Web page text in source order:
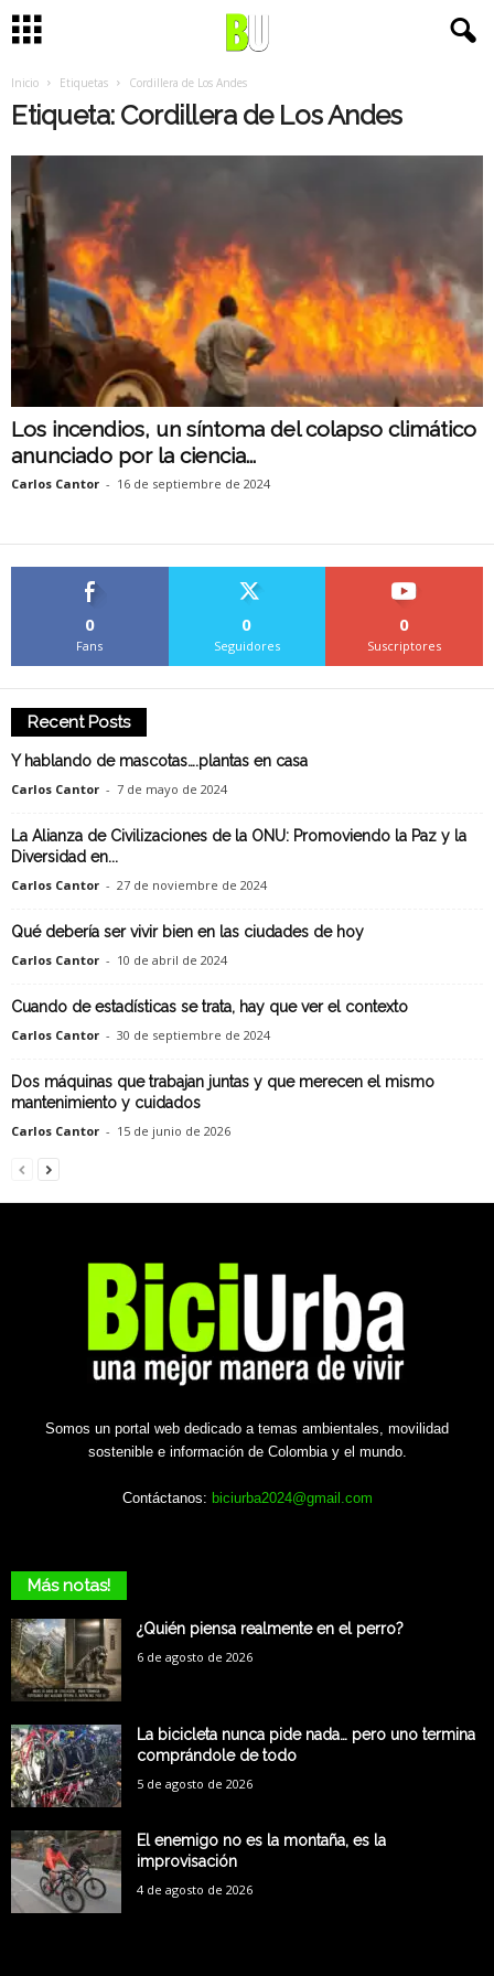
Inicio Etiquetas Cordillera de Los Andes
Etiqueta: Cordillera de Los Andes
Los incendios, un síntoma del colapso climático
anunciado por la ciencia...
Carlos Cantor - 16 de septiembre de 2024
0
Fans
0
Seguidores
0
Suscriptores
Recent Posts
Y hablando de mascotas….plantas en casa
Carlos Cantor - 7 de mayo de 2024
La Alianza de Civilizaciones de la ONU: Promoviendo la Paz y la
Diversidad en...
Carlos Cantor - 27 de noviembre de 2024
Qué debería ser vivir bien en las ciudades de hoy
Carlos Cantor - 10 de abril de 2024
Cuando de estadísticas se trata, hay que ver el contexto
Carlos Cantor - 30 de septiembre de 2024
Dos máquinas que trabajan juntas y que merecen el mismo
mantenimiento y cuidados
Carlos Cantor - 15 de junio de 2026
Somos un portal web dedicado a temas ambientales, movilidad
sostenible e información de Colombia y el mundo.
Contáctanos: biciurba2024@gmail.com
Más notas!
¿Quién piensa realmente en el perro?
6 de agosto de 2026
La bicicleta nunca pide nada… pero uno termina
comprándole de todo
5 de agosto de 2026
El enemigo no es la montaña, es la
improvisación
4 de agosto de 2026